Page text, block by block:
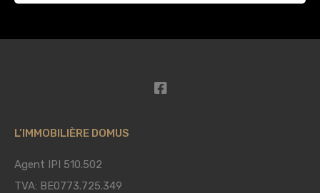
L’IMMOBILIÈRE DOMUS
Agent IPI 510.502
TVA: BE0773.725.349